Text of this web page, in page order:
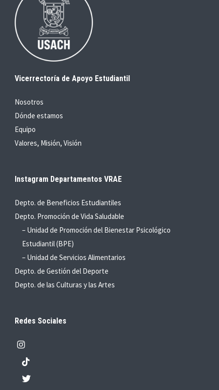
Vicerrectoría de Apoyo Estudiantil
Nosotros
Dónde estamos
Equipo
Valores, Misión, Visión
Instagram Departamentos VRAE
Depto. de Beneficios Estudiantiles
Depto. Promoción de Vida Saludable
– Unidad de Promoción del Bienestar Psicológico
Estudiantil (BPE)
– Unidad de Servicios Alimentarios
Depto. de Gestión del Deporte
Depto. de las Culturas y las Artes
Redes Sociales